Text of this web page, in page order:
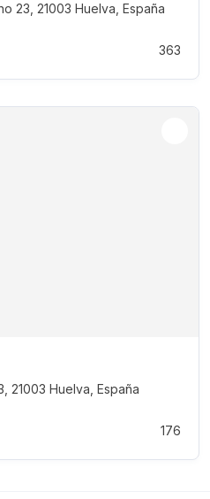
23, 21003 Huelva, España
363
21003 Huelva, España
176